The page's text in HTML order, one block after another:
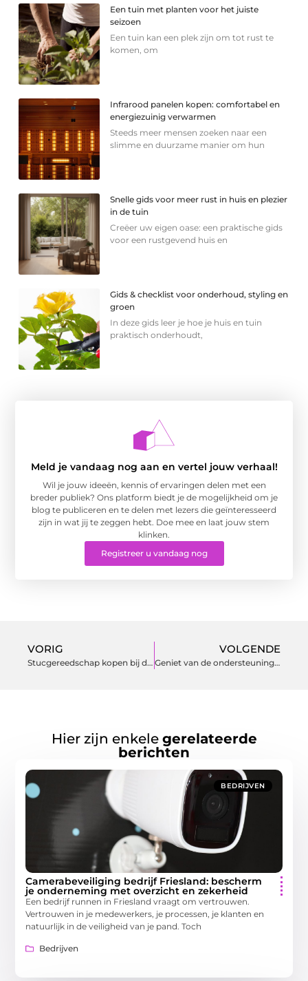
Een tuin met planten voor het juiste
seizoen
Een tuin kan een plek zijn om tot rust te
komen, om
Infrarood panelen kopen: comfortabel en
energiezuinig verwarmen
Steeds meer mensen zoeken naar een
slimme en duurzame manier om hun
Snelle gids voor meer rust in huis en plezier
in de tuin
Creëer uw eigen oase: een praktische gids
voor een rustgevend huis en
Gids & checklist voor onderhoud, styling en
groen
In deze gids leer je hoe je huis en tuin
praktisch onderhoudt,
Meld je vandaag nog aan en vertel jouw verhaal!
Wil je jouw ideeën, kennis of ervaringen delen met een
breder publiek? Ons platform biedt je de mogelijkheid om je
blog te publiceren en te delen met lezers die geïnteresseerd
zijn in wat jij te zeggen hebt. Doe mee en laat jouw stem
klinken.
Registreer u vandaag nog
VORIG
Stucgereedschap kopen bij de specialist in Leiden
VOLGENDE
Geniet van de ondersteuning van deze verkoopmakelaar te Delft
Hier zijn enkele gerelateerde
berichten
BEDRIJVEN
Camerabeveiliging bedrijf Friesland: bescherm
je onderneming met overzicht en zekerheid
Een bedrijf runnen in Friesland vraagt om vertrouwen.
Vertrouwen in je medewerkers, je processen, je klanten en
natuurlijk in de veiligheid van je pand. Toch
Bedrijven